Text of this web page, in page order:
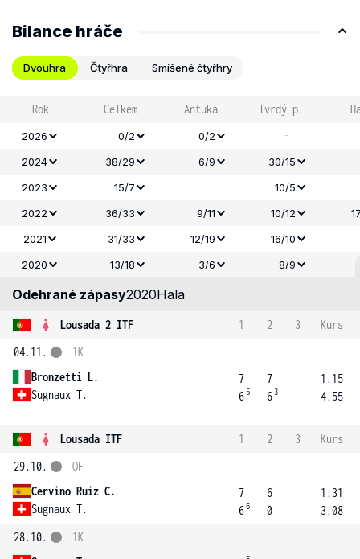
Bilance hráče
Dvouhra Čtyřhra Smíšené čtyřhry
Rok Celkem Antuka Tvrdý p.
2026 0/2 0/2 -
2024 38/29 6/9 30/15
2023
15/7 - 10/5
2022
36/33 9/11 10/12
2021
31/33 12/19 16/10
2020
13/18 3/6 8/9
Odehrané zápasy2020Hala
Lousada 2 ITF 1 2 3
Kurs
04.11.
Bronzetti L.
Sugnaux T.
1K
7
6 5
7
6 3
1.15
4.55
Lousada ITF 1 2 3
Kurs
29.10.
Cervino Ruiz C.
Sugnaux T.
OF
7
66
6
0
1.31
3.08
28.10.
1K